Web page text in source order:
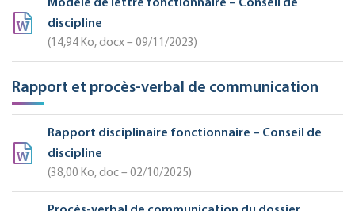
Modèle de lettre fonctionnaire – Conseil de
discipline
14,94 Ko, docx – 09/11/2023
Rapport et procès-verbal de communication
Rapport disciplinaire fonctionnaire – Conseil de
discipline
38,00 Ko, doc – 02/10/2025